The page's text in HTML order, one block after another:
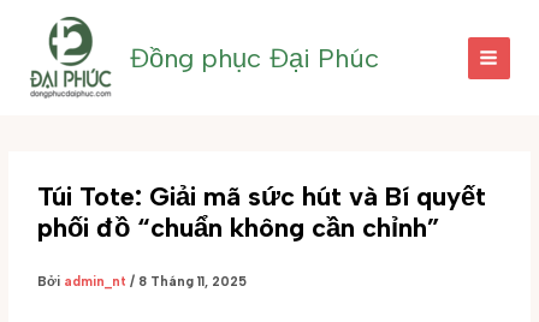
dung
Đồng phục Đại Phúc
Túi Tote: Giải mã sức hút và Bí quyết
phối đồ “chuẩn không cần chỉnh”
Bởi admin_nt/ 8 Tháng 11, 2025